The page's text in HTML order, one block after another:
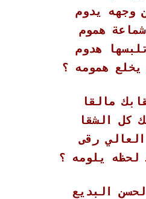
وجهه يدوم
شماعة هموم
هدوم
همومه ؟
مالقا
كل الشقا
رقى
لحظه يلومه ؟
البديع